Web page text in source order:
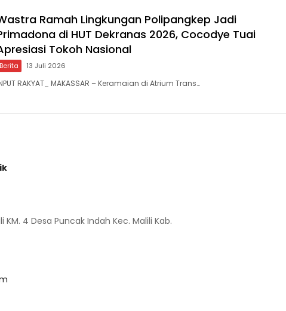
Ramah Lingkungan Polipangkep Jadi
di HUT Dekranas 2026, Cocodye Tuai
Tokoh Nasional
Berita 13 Juli 2026
RAKYAT_ MAKASSAR – Keramaian di Atrium Trans…
KM. 4 Desa Puncak Indah Kec. Malili Kab.